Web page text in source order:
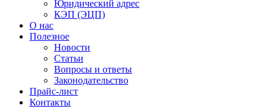
Юридический адрес
КЭП (ЭЦП)
О нас
Полезное
Новости
Статьи
Вопросы и ответы
Законодательство
Прайс-лист
Контакты